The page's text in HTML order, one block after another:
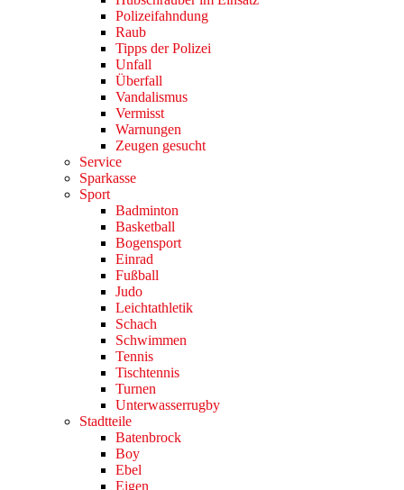
Polizeifahndung
Raub
Tipps der Polizei
Unfall
Überfall
Vandalismus
Vermisst
Warnungen
Zeugen gesucht
Service
Sparkasse
Sport
Badminton
Basketball
Bogensport
Einrad
Fußball
Judo
Leichtathletik
Schach
Schwimmen
Tennis
Tischtennis
Turnen
Unterwasserrugby
Stadtteile
Batenbrock
Boy
Ebel
Eigen